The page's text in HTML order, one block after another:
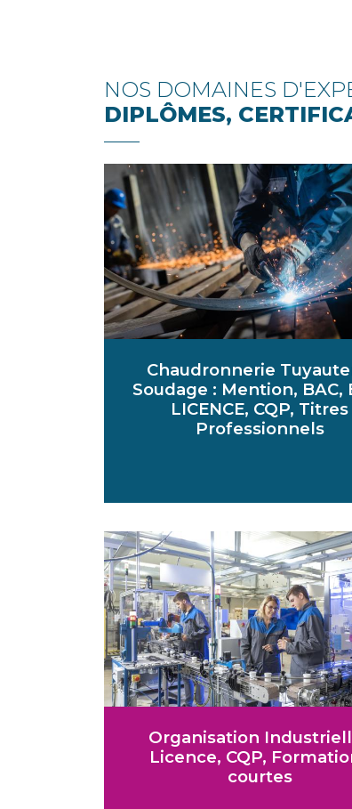
NOS DOMAINES
DIPLÔMES,
Chaudronnerie
Soudage : Mention, BAC,
LICENCE, CQP, Titres
Professionnels
Organisation
Licence, CQP,
courtes